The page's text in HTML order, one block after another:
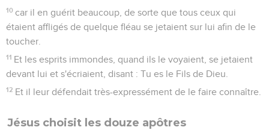
10 car il en guérit beaucoup, de sorte que tous ceux qui
étaient affligés de quelque fléau se jetaient sur lui afin de le
toucher.
11 Et les esprits immondes, quand ils le voyaient, se jetaient
devant lui et s'écriaient, disant : Tu es le Fils de Dieu.
12 Et il leur défendait très-expressément de le faire connaître.
Jésus choisit les douze apôtres